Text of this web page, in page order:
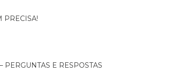
PRECISA!
PERGUNTAS E RESPOSTAS